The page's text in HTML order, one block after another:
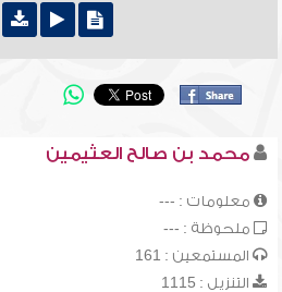
محمد بن صالح العثيمين
معلومات : ---
ملحوظة : ---
المستمعين : 161
التنزيل : 1115